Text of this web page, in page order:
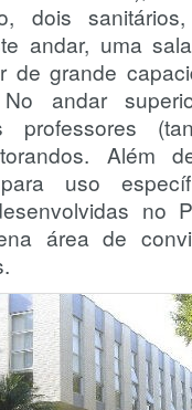
dois
andar, uma
de grande
andar
professores
Além
para uso
no
área de